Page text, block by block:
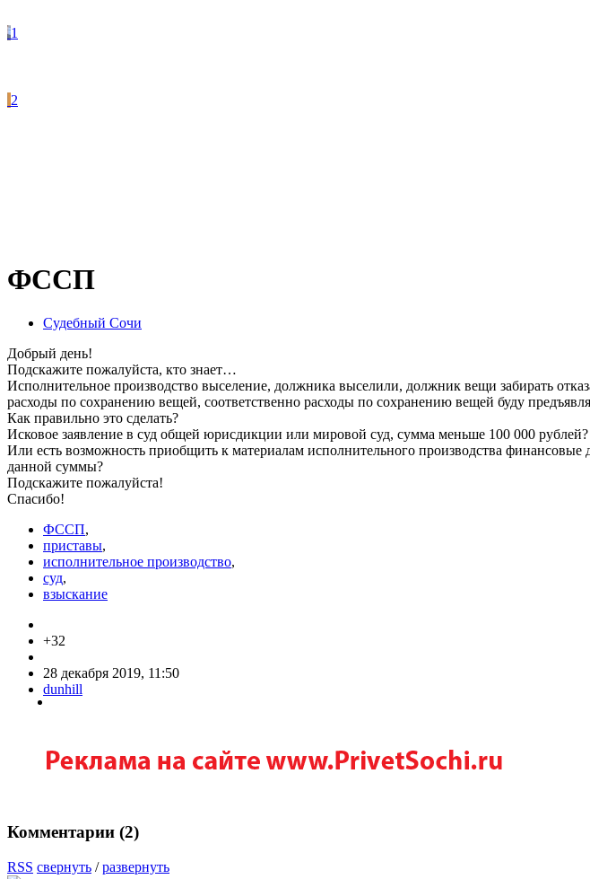
1
2
ФССП
Судебный Сочи
Добрый день!
Подскажите пожалуйста, кто знает…
Исполнительное производство выселение, должника выселили, должник вещи забирать
расходы по сохранению вещей, соответственно расходы по сохранению вещей буду
Как правильно это сделать?
Исковое заявление в суд общей юрисдикции или мировой суд, сумма меньше 100 000 рублей?
Или есть возможность приобщить к материалам исполнительного производства
данной суммы?
Подскажите пожалуйста!
Спасибо!
ФССП,
приставы,
исполнительное производство,
суд,
взыскание
+32
28 декабря 2019, 11:50
dunhill
Комментарии (2)
RSS свернуть /развернуть